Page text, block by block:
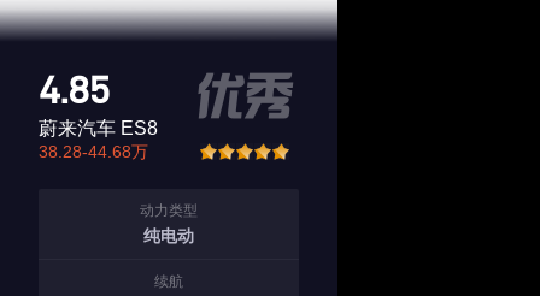
4.85
蔚来汽车 ES8
38.28-44.68万
动力类型
纯电动
续航